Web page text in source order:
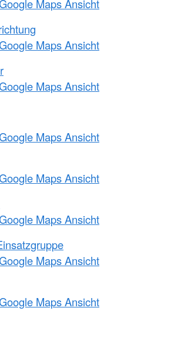
Maps Ansicht
Maps Ansicht
Maps Ansicht
Maps Ansicht
Maps Ansicht
Maps Ansicht
Maps Ansicht
Maps Ansicht